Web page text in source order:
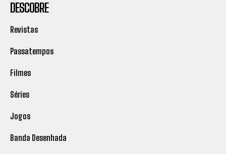
DESCOBRE
Revistas
Passatempos
Filmes
Séries
Jogos
Banda Desenhada